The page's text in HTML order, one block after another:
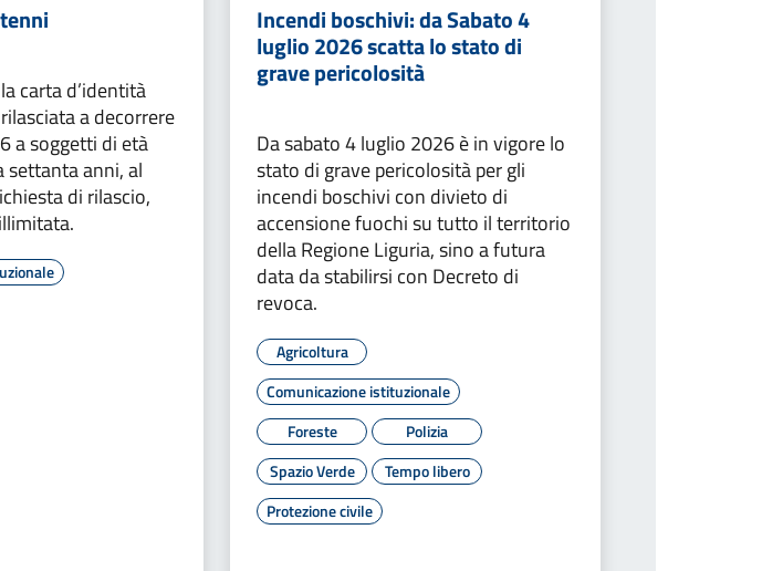
carta d’identità
a decorrere
a soggetti di età
settanta anni, al
di rilascio,
Incendi boschivi: da Sabato 4
luglio 2026 scatta lo stato di
grave pericolosità
Da sabato 4 luglio 2026 è in vigore lo
stato di grave pericolosità per gli
incendi boschivi con divieto di
accensione fuochi su tutto il territorio
della Regione Liguria, sino a futura
data da stabilirsi con Decreto di
revoca.
Agricoltura
Comunicazione istituzionale
Foreste
Polizia
Spazio Verde
Tempo libero
Protezione civile